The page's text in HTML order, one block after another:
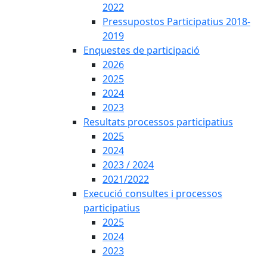
2022
Pressupostos Participatius 2018-
2019
Enquestes de participació
2026
2025
2024
2023
Resultats processos participatius
2025
2024
2023 / 2024
2021/2022
Execució consultes i processos
participatius
2025
2024
2023